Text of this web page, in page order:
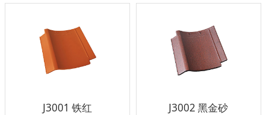
J3001 铁红 J3002 黑金砂